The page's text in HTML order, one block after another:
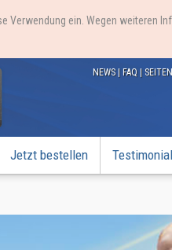
Verwendung ein. Wegen weiteren
NEWS | FAQ |
Jetzt bestellen